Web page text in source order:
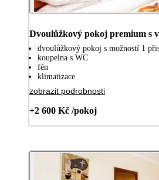
Dvoulůžkový pokoj premium s
dvoulůžkový pokoj s možností 1
koupelna s WC
fén
klimatizace
zobrazit podrobnosti
+2 600 Kč /pokoj